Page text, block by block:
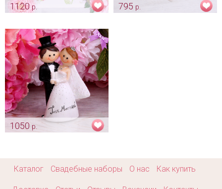
1120р.
Арт: ras_0005
795 р.
1050 р.
Каталог Свадебные наборы О нас Как купить